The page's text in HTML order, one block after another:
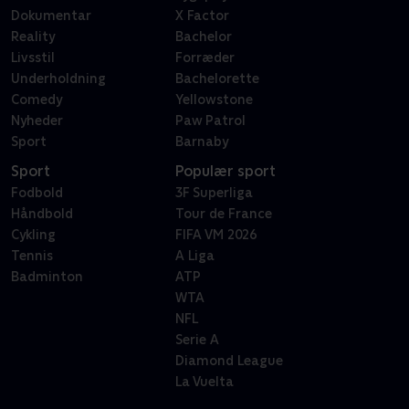
Dokumentar
Reality
Livsstil
Underholdning
Comedy
Nyheder
Sport
X Factor
Bachelor
Forræder
Bachelorette
Yellowstone
Paw Patrol
Barnaby
Sport
Fodbold
Håndbold
Cykling
Tennis
Badminton
Populær sport
3F Superliga
Tour de France
FIFA VM 2026
A Liga
ATP
WTA
NFL
Serie A
Diamond League
La Vuelta